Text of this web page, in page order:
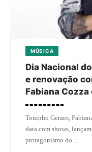
MÚSICA
Dia Nacional
e renovação
Fabiana Cozza
Toninho Geraes,
data com shows,
protagonismo do…